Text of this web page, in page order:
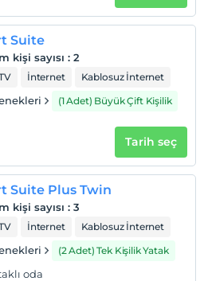
Suite
kişi sayısı : 2
İnternet Kablosuz İnternet
(1 Adet) Büyük Çift Kişilik
Tarih seç
Suite Plus Twin
kişi sayısı : 3
İnternet Kablosuz İnternet
(2 Adet) Tek Kişilik Yatak
oda